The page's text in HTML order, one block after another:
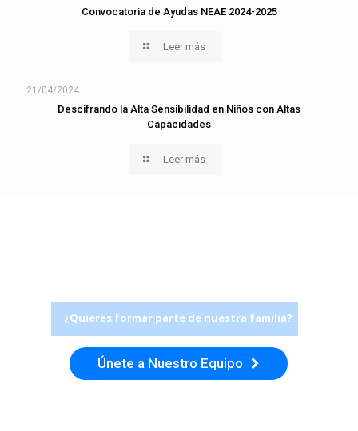
Convocatoria de Ayudas NEAE 2024-2025
Leer más
21/04/2024
Descifrando la Alta Sensibilidad en Niños con Altas
Capacidades
Leer más
¿Quieres formar parte de nuestra familia?
Únete a Nuestro Equipo